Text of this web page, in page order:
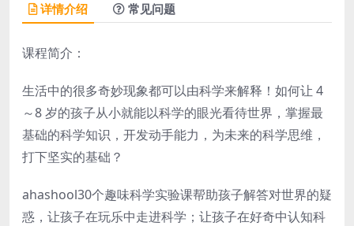
详情介绍 常见问题
课程简介：
生活中的很多奇妙现象都可以由科学来解释！如何让 4
～8 岁的孩子从小就能以科学的眼光看待世界，掌握最
基础的科学知识，开发动手能力，为未来的科学思维，
打下坚实的基础？
ahashool30个趣味科学实验课帮助孩子解答对世界的疑
惑，让孩子在玩乐中走进科学；让孩子在好奇中认知科